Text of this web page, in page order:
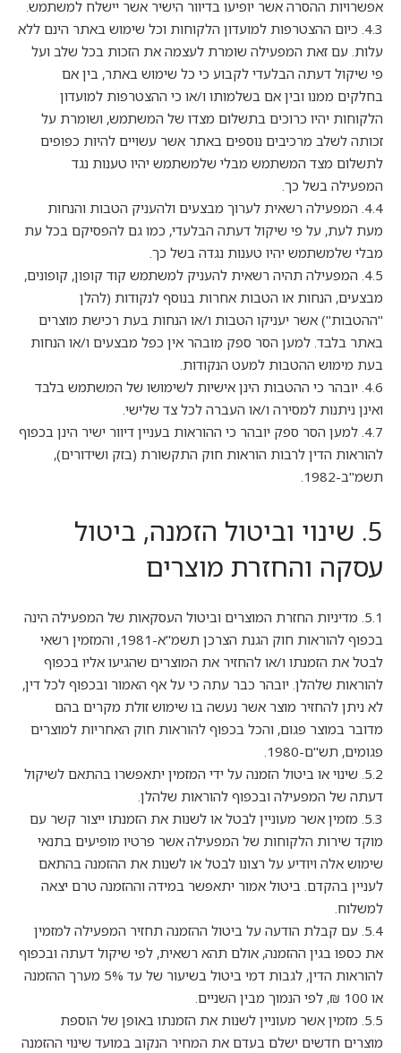
אפשרויות ההסרה אשר יופיעו בדיוור הישיר אשר יישלח למשתמש.
4.3. כיום ההצטרפות למועדון הלקוחות וכל שימוש באתר הינם ללא
עלות. עם זאת המפעילה שומרת לעצמה את הזכות בכל שלב ועל
פי שיקול דעתה הבלעדי לקבוע כי כל שימוש באתר, בין אם
בחלקים ממנו ובין אם בשלמותו ו/או כי ההצטרפות למועדון
הלקוחות יהיו כרוכים בתשלום מצדו של המשתמש, ושומרת על
זכותה לשלב מרכיבים נוספים באתר אשר עשויים להיות כפופים
לתשלום מצד המשתמש מבלי שלמשתמש יהיו טענות נגד
המפעילה בשל כך.
4.4. המפעילה רשאית לערוך מבצעים ולהעניק הטבות והנחות
מעת לעת, על פי שיקול דעתה הבלעדי, כמו גם להפסיקם בכל עת
מבלי שלמשתמש יהיו טענות נגדה בשל כך.
4.5. המפעילה תהיה רשאית להעניק למשתמש קוד קופון, קופונים,
מבצעים, הנחות או הטבות אחרות בנוסף לנקודות (להלן
"ההטבות") אשר יעניקו הטבות ו/או הנחות בעת רכישת מוצרים
באתר בלבד. למען הסר ספק מובהר אין כפל מבצעים ו/או הנחות
בעת מימוש ההטבות למעט הנקודות.
4.6. יובהר כי ההטבות הינן אישיות לשימושו של המשתמש בלבד
ואינן ניתנות למסירה ו/או העברה לכל צד שלישי.
4.7. למען הסר ספק יובהר כי ההוראות בעניין דיוור ישיר הינן בכפוף
להוראות הדין לרבות הוראות חוק התקשורת (בזק ושידורים),
תשמ"ב-1982.
5. שינוי וביטול הזמנה, ביטול
עסקה והחזרת מוצרים
5.1. מדיניות החזרת המוצרים וביטול העסקאות של המפעילה הינה
בכפוף להוראות חוק הגנת הצרכן תשמ"א-1981, והמזמין רשאי
לבטל את הזמנתו ו/או להחזיר את המוצרים שהגיעו אליו בכפוף
להוראות שלהלן. יובהר כבר עתה כי על אף האמור ובכפוף לכל דין,
לא ניתן להחזיר מוצר אשר נעשה בו שימוש זולת מקרים בהם
מדובר במוצר פגום, והכל בכפוף להוראות חוק האחריות למוצרים
פגומים, תש"ם-1980.
5.2. שינוי או ביטול הזמנה על ידי המזמין יתאפשרו בהתאם לשיקול
דעתה של המפעילה ובכפוף להוראות שלהלן.
5.3. מזמין אשר מעוניין לבטל או לשנות את הזמנתו ייצור קשר עם
מוקד שירות הלקוחות של המפעילה אשר פרטיו מופיעים בתנאי
שימוש אלה ויודיע על רצונו לבטל או לשנות את ההזמנה בהתאם
לעניין בהקדם. ביטול אמור יתאפשר במידה וההזמנה טרם יצאה
למשלוח.
5.4. עם קבלת הודעה על ביטול ההזמנה תחזיר המפעילה למזמין
את כספו בגין ההזמנה, אולם תהא רשאית, לפי שיקול דעתה ובכפוף
להוראות הדין, לגבות דמי ביטול בשיעור של עד 5% מערך ההזמנה
או 100 ₪, לפי הנמוך מבין השניים.
5.5. מזמין אשר מעוניין לשנות את הזמנתו באופן של הוספת
מוצרים חדשים ישלם בעדם את המחיר הנקוב במועד שינוי ההזמנה